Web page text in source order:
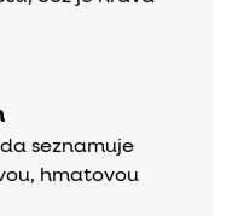
seznamuje
hmatovou